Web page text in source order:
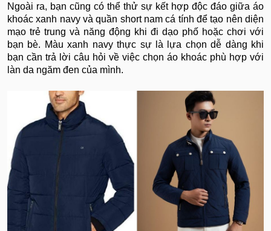
Ngoài ra, bạn cũng có thể thử sự kết hợp độc đáo giữa áo
khoác xanh navy và quần short nam cá tính để tạo nên diện
mạo trẻ trung và năng động khi đi dạo phố hoặc chơi với
bạn bè. Màu xanh navy thực sự là lựa chọn dễ dàng khi
bạn cần trả lời câu hỏi về việc chọn áo khoác phù hợp với
làn da ngăm đen của mình.